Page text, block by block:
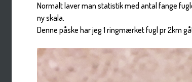
Normalt laver man statistik med antal fange
ny skala.
Denne påske har jeg 1 ringmærket fugl pr 2km